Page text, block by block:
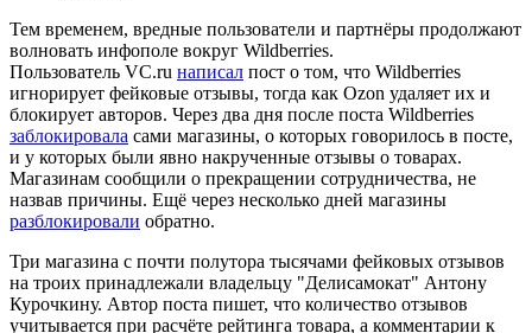
Тем временем, вредные пользователи и партнёры продолжают
волновать инфополе вокруг Wildberries.
Пользователь VC.ru написал пост о том, что Wildberries
игнорирует фейковые отзывы, тогда как Ozon удаляет их и
блокирует авторов. Через два дня после поста Wildberries
заблокировала сами магазины, о которых говорилось в посте,
и у которых были явно накрученные отзывы о товарах.
Магазинам сообщили о прекращении сотрудничества, не
назвав причины. Ещё через несколько дней магазины
разблокировали обратно.
Три магазина с почти полутора тысячами фейковых отзывов
на троих принадлежали владельцу "Делисамокат" Антону
Курочкину. Автор поста пишет, что количество отзывов
учитывается при расчёте рейтинга товара, а комментарии к